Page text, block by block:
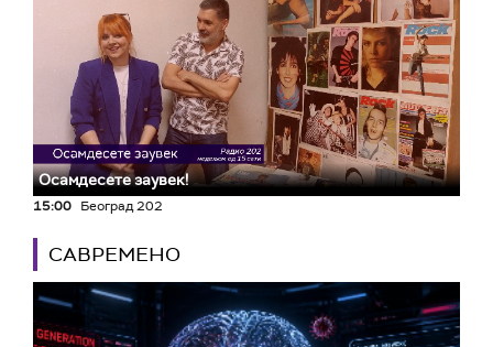
Осамдесете заувек!
15:00 Београд 202
САВРЕМЕНО